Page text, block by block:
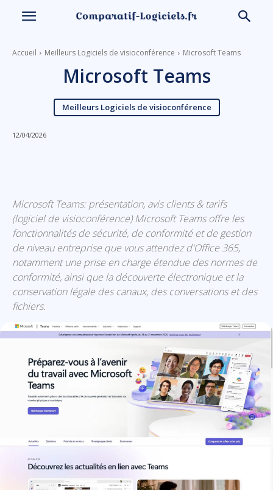
Accueil Meilleurs Logiciels de visioconférence Microsoft Teams
Microsoft Teams
Meilleurs Logiciels de visioconférence
12/04/2026
Microsoft Teams: présentation, avis clients & tarifs
(logiciel de visioconférence) Microsoft Teams offre les
fonctionnalités de sécurité, de conformité et de gestion
de niveau entreprise que vous attendez d'Office 365,
notamment une prise en charge étendue des normes de
conformité, ainsi que la découverte électronique et la
conservation légale des canaux, des conversations et des
fichiers.